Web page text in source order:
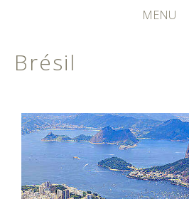
MENU
Brésil